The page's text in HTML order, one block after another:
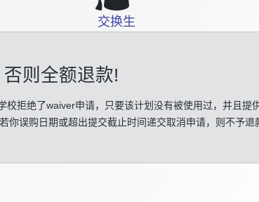
交换生
否则全额退款!
校拒绝了waiver申请，只要该计划没有被使用过，并且提
你误购日期或超出提交截止时间递交取消申请，则不予退